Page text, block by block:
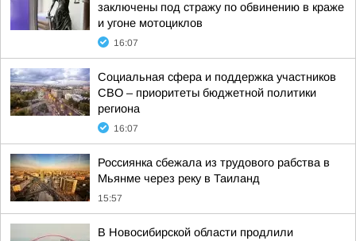
заключены под стражу по обвинению в краже
и угоне мотоциклов
16:07
Социальная сфера и поддержка участников
СВО – приоритеты бюджетной политики
региона
16:07
Россиянка сбежала из трудового рабства в
Мьянме через реку в Таиланд
15:57
В Новосибирской области продлили